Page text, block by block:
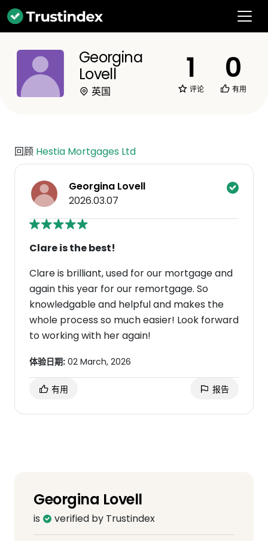
Georgina
Lovell
英国
1
评论
0
有用
回顾 Hestia Mortgages Ltd
Georgina Lovell
2026.03.07
Clare is the best!
Clare is brilliant, used for our mortgage and
again this year for our remortgage. So
knowledgable and helpful and makes the
whole process so much easier! Look forward
to working with her again!
体验日期: 02 March, 2026
有用 报告
Georgina Lovell
is verified by Trustindex